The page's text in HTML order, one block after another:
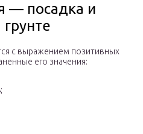
— посадка и
с выражением позитивных
его значения: